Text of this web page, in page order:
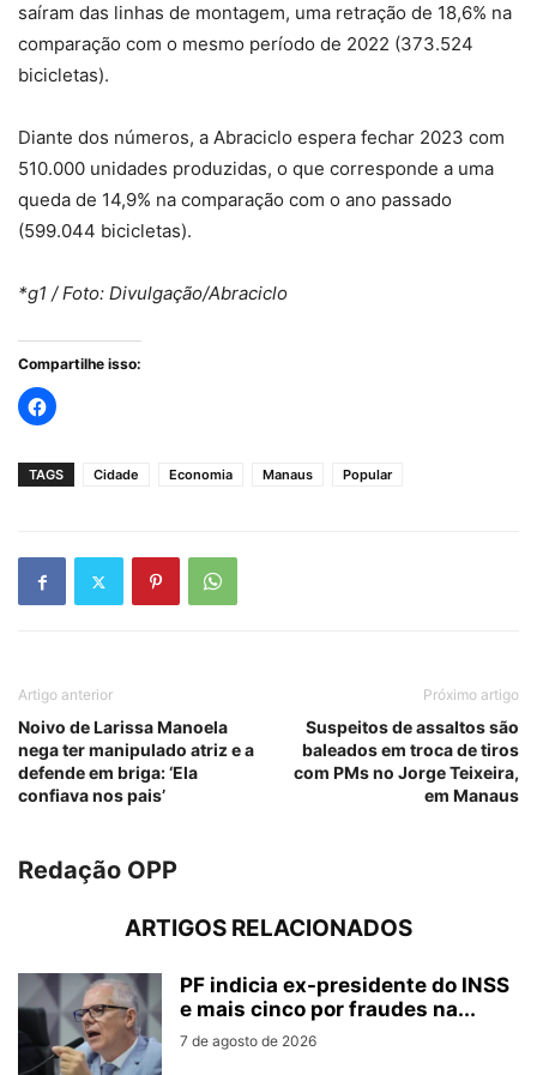
saíram das linhas de montagem, uma retração de 18,6% na
comparação com o mesmo período de 2022 (373.524
bicicletas).
Diante dos números, a Abraciclo espera fechar 2023 com
510.000 unidades produzidas, o que corresponde a uma
queda de 14,9% na comparação com o ano passado
(599.044 bicicletas).
*g1 / Foto: Divulgação/Abraciclo
Compartilhe isso:
TAGS Cidade Economia Manaus Popular
Artigo anterior
Noivo de Larissa Manoela
nega ter manipulado atriz e a
defende em briga: ‘Ela
confiava nos pais’
Próximo artigo
Suspeitos de assaltos são
baleados em troca de tiros
com PMs no Jorge Teixeira,
em Manaus
Redação OPP
ARTIGOS RELACIONADOS
PF indicia ex-presidente do INSS
e mais cinco por fraudes na...
7 de agosto de 2026